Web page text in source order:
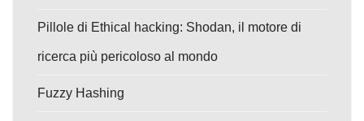
Pillole di Ethical hacking: Shodan, il motore di
ricerca più pericoloso al mondo
Fuzzy Hashing